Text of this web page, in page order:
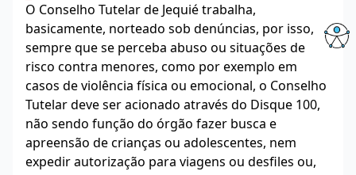
O Conselho Tutelar de Jequié trabalha,
basicamente, norteado sob denúncias, por isso,
sempre que se perceba abuso ou situações de
risco contra menores, como por exemplo em
casos de violência física ou emocional, o Conselho
Tutelar deve ser acionado através do Disque 100,
não sendo função do órgão fazer busca e
apreensão de crianças ou adolescentes, nem
expedir autorização para viagens ou desfiles ou,